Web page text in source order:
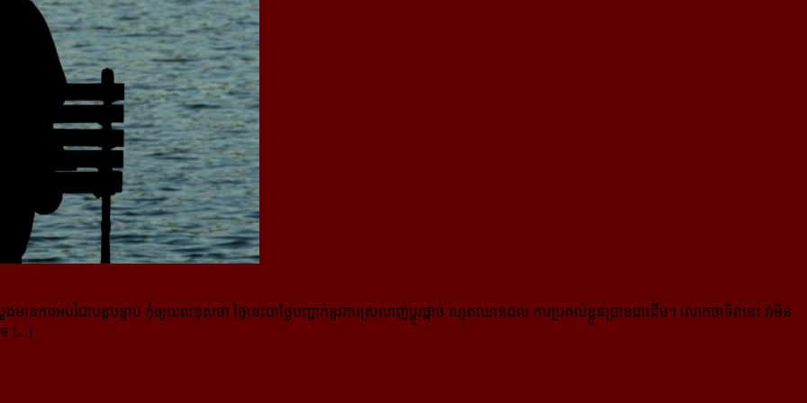
នការអប់រំជាបន្តបន្ទាប់ កុំឲ្យយល់​ខុសថា ថ្ងៃនេះជាថ្ងៃបញ្ជាក់នូវការស្រលាញ់ប្តូរផ្តាច់ រហូតឈានដល់ ការប្រគល់ខ្លួនប្រានជាដើម។ លោកថាទិវានេះ វាមិន​
[...]